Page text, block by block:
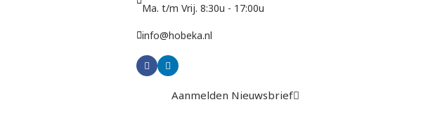
Ma. t/m Vrij. 8:30u - 17:00u
info@hobeka.nl
Aanmelden Nieuwsbrief